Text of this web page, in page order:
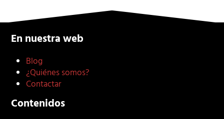
En nuestra web
Blog
¿Quiénes somos?
Contactar
Contenidos